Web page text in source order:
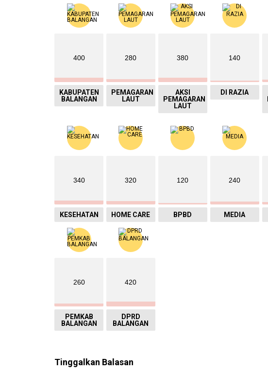
400
KABUPATEN
BALANGAN
280
PEMAGARAN
LAUT
380
AKSI
PEMAGARAN
LAUT
140
DI RAZIA
340
KESEHATAN
320
HOME CARE
120
BPBD
240
MEDIA
260
PEMKAB
BALANGAN
420
DPRD
BALANGAN
Tinggalkan Balasan